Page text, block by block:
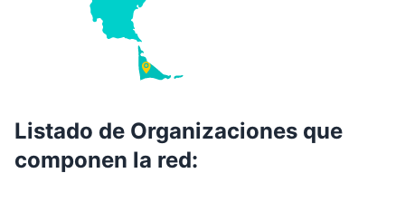
Listado de Organizaciones que
componen la red: